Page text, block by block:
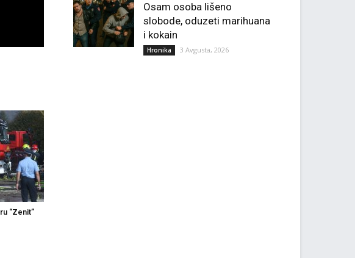
“Zenit”
Osam osoba lišeno
slobode, oduzeti marihuana
i kokain
Hronika 3 Avgusta, 2026